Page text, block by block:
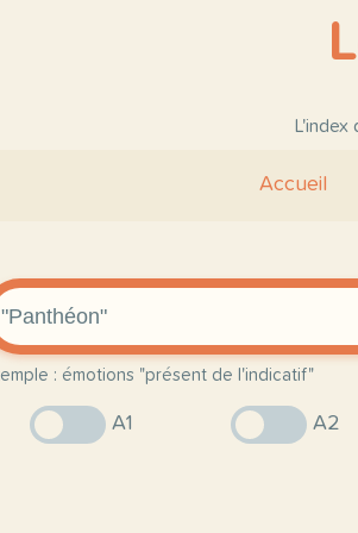
L'index
Accueil
: émotions "présent de l'indicatif"
A1 A2